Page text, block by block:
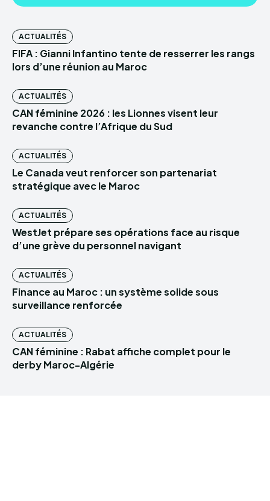
ACTUALITÉS
FIFA : Gianni Infantino tente de resserrer les rangs
lors d’une réunion au Maroc
ACTUALITÉS
CAN féminine 2026 : les Lionnes visent leur
revanche contre l’Afrique du Sud
ACTUALITÉS
Le Canada veut renforcer son partenariat
stratégique avec le Maroc
ACTUALITÉS
WestJet prépare ses opérations face au risque
d’une grève du personnel navigant
ACTUALITÉS
Finance au Maroc : un système solide sous
surveillance renforcée
ACTUALITÉS
CAN féminine : Rabat affiche complet pour le
derby Maroc-Algérie